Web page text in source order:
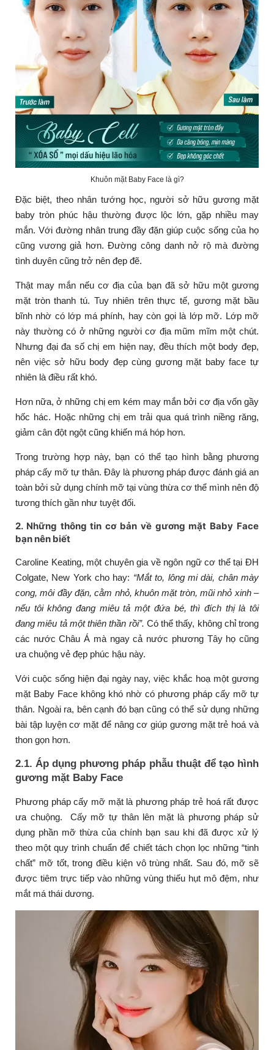
Khuôn mặt Baby Face là gì?
Đặc biệt, theo nhân tướng học, người sở hữu gương mặt
baby tròn phúc hậu thường được lộc lớn, gặp nhiều may
mắn. Với đường nhân trung đầy đặn giúp cuộc sống của họ
cũng vương giả hơn. Đường công danh nở rộ mà đường
tình duyên cũng trở nên đẹp đẽ.
Thật may mắn nếu cơ địa của bạn đã sở hữu một gương
mặt tròn thanh tú. Tuy nhiên trên thực tế, gương mặt bầu
bĩnh nhờ có lớp má phính, hay còn gọi là lớp mỡ. Lớp mỡ
này thường có ở những người cơ địa mũm mĩm một chút.
Nhưng đại đa số chị em hiện nay, đều thích một body đẹp,
nên việc sở hữu body đẹp cùng gương mặt baby face tự
nhiên là điều rất khó.
Hơn nữa, ở những chị em kém may mắn bởi cơ địa vốn gầy
hốc hác. Hoặc những chị em trải qua quá trình niềng răng,
giảm cân đột ngột cũng khiến má hóp hơn.
Trong trường hợp này, bạn có thể tạo hình bằng phương
pháp cấy mỡ tự thân. Đây là phương pháp được đánh giá an
toàn bởi sử dụng chính mỡ tại vùng thừa cơ thể mình nên độ
tương thích gần như tuyệt đối.
2. Những thông tin cơ bản về gương mặt Baby Face
bạn nên biết
Caroline Keating, một chuyên gia về ngôn ngữ cơ thể tại ĐH
Colgate, New York cho hay: “Mắt to, lông mi dài, chân mày
cong, môi đầy đặn, cằm nhỏ, khuôn mặt tròn, mũi nhỏ xinh –
nếu tôi không đang miêu tả một đứa bé, thì đích thị là tôi
đang miêu tả một thiên thần rồi”. Có thể thấy, không chỉ trong
các nước Châu Á mà ngay cả nước phương Tây họ cũng
ưa chuộng vẻ đẹp phúc hậu này.
Với cuộc sống hiện đại ngày nay, việc khắc hoạ một gương
mặt Baby Face không khó nhờ có phương pháp cấy mỡ tự
thân. Ngoài ra, bên cạnh đó bạn cũng có thể sử dụng những
bài tập luyện cơ mặt để nâng cơ giúp gương mặt trẻ hoá và
thon gọn hơn.
2.1. Áp dụng phương pháp phẫu thuật để tạo hình
gương mặt Baby Face
Phương pháp cấy mỡ mặt là phương pháp trẻ hoá rất được
ưa chuộng. Cấy mỡ tự thân lên mặt là phương pháp sử
dụng phần mỡ thừa của chính bạn sau khi đã được xử lý
theo một quy trình chuẩn để chiết tách chọn lọc những “tinh
chất” mỡ tốt, trong điều kiện vô trùng nhất. Sau đó, mỡ sẽ
được tiêm trực tiếp vào những vùng thiếu hụt mô đệm, như
mắt má thái dương.